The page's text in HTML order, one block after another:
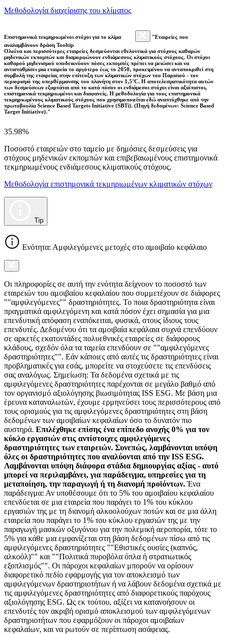
Μεθοδολογία διαχείρισης του κλίματος
Επιστημονικά τεκμηριωμένοι στόχοι για το κλίμα
"Εταιρείες που
αναλαμβάνουν δράση Tooltip
Ολοένα και περισσότερες εταιρείες δεσμεύονται εθελοντικά για στόχους καθαρών
μηδενικών εκπομπών και διαμορφώνουν ενδιάμεσους κλιματικούς στόχους. Οι στόχοι
καθαρού μηδενισμού υποδεικνύουν πόσες εκπομπές πρέπει να μειώσει και να
αντισταθμίσει μια εταιρεία το αργότερο έως το 2050, προκειμένου να ανταποκριθεί στη
συμβολή της εταιρείας στην επίτευξη των κλιματικών στόχων του Παρισιού - τον
περιορισμό της υπερθέρμανσης του πλανήτη στον 1,5°C. Η αποτελεσματικότητα αυτών
των δεσμεύσεων εξαρτάται από το κατά πόσον οι ενδιάμεσοι στόχοι είναι αξιόπιστοι,
επιστημονικά τεκμηριωμένοι και διαφανείς. Η μεθοδολογία για τους επιστημονικά
τεκμηριωμένους κλιματικούς στόχους που χρησιμοποιείται εδώ αναπτύχθηκε από την
πρωτοβουλία Science Based Targets Initiative (SBTi). (Πηγή δεδομένων: Science Based
Target Initiative)."
35.98%
Ποσοστό εταιρειών στο ταμείο με δημόσιες δεσμεύσεις για
στόχους μηδενικών εκπομπών και επιβεβαιωμένους επιστημονικά
τεκμηριωμένους ενδιάμεσους κλιματικούς στόχους.
Μεθοδολογία επιστημονικά τεκμηριωμένων κλιματικών στόχων
Tip
Ενότητα: Αμφιλεγόμενες μετοχές στο αμοιβαίο κεφάλαιο
Οι πληροφορίες σε αυτή την ενότητα δείχνουν το ποσοστό των
εταιρειών του αμοιβαίου κεφαλαίου που συμμετέχουν σε διάφορες
""αμφιλεγόμενες"" δραστηριότητες. Το ποια δραστηριότητα είναι
πραγματικά αμφιλεγόμενη και κατά πόσον έχει σημασία για μια
επενδυτική απόφαση εναπόκειται, φυσικά, στους ίδιους τους
επενδυτές. Δεδομένου ότι τα αμοιβαία κεφάλαια συχνά επενδύουν
σε αρκετές εκατοντάδες πολυεθνικές εταιρείες σε διάφορους
κλάδους, σχεδόν όλα τα ταμεία επενδύουν σε ""αμφιλεγόμενες
δραστηριότητες"". Εάν κάποιες από αυτές τις δραστηριότητες είναι
προβληματικές για εσάς, μπορείτε να στοχεύσετε τις επενδύσεις
σας αναλόγως. Σημείωση: Τα δεδομένα σχετικά με τις
αμφιλεγόμενες δραστηριότητες παρέχονται σε μεγάλο βαθμό από
τον οργανισμό αξιολόγησης βιωσιμότητας ISS ESG. Με βάση μια
έρευνα καταναλωτών, έχουμε ερμηνεύσει τους περισσότερους από
τους ορισμούς για τις αμφιλεγόμενες δραστηριότητες στη βάση
δεδομένων των αμοιβαίων κεφαλαίων όσο το δυνατόν πιο
αυστηρά. Επιλέχθηκε επίσης ένα επίπεδο ανοχής 0% για τον
κύκλο εργασιών στις αντίστοιχες αμφιλεγόμενες
δραστηριότητες των εταιρειών. Συνεπώς, λαμβάνονται υπόψη
όλες οι δραστηριότητες που αναλύονται από την ISS ESG.
Λαμβάνονται υπόψη διάφορα στάδια δημιουργίας αξίας - αυτό
μπορεί να περιλαμβάνει, για παράδειγμα, υπηρεσίες για τη
μεταποίηση, την παραγωγή ή τη διανομή προϊόντων.Ένα
παράδειγμα: Αν υποθέσουμε ότι το 5% του αμοιβαίου κεφαλαίου
επενδύεται σε μια εταιρεία που παράγει το 1% του κύκλου
εργασιών της με τη διανομή αλκοολούχων ποτών και σε μια άλλη
εταιρεία που παράγει το 1% του κύκλου εργασιών της με την
παραγωγή μασκών οξυγόνου για την πολεμική αεροπορία, τότε το
5% για κάθε μια εμφανίζεται στη βάση δεδομένων πίσω από τις
αμφιλεγόμενες δραστηριότητες ""Εθιστικές ουσίες (καπνός,
αλκοόλ)"" και ""Πολιτικά πυροβόλα όπλα ή στρατιωτικός
εξοπλισμός"". Οι πάροχοι κεφαλαίων μπορούν να ορίσουν
διαφορετικό πεδίο εφαρμογής για τον αποκλεισμό των
αμφιλεγόμενων δραστηριοτήτων ή να λάβουν δεδομένα σχετικά με
τις αμφιλεγόμενες δραστηριότητες από διαφορετικούς παρόχους
αξιολόγησης ESG. Ως εκ τούτου, αξίζει να κατανοήσουν οι
επενδυτές τον ακριβή ορισμό αποκλεισμού των αμφιλεγόμενων
δραστηριοτήτων που εφαρμόζουν οι πάροχοι αμοιβαίων
κεφαλαίων, και να ρωτούν σε περίπτωση ασάφειας.